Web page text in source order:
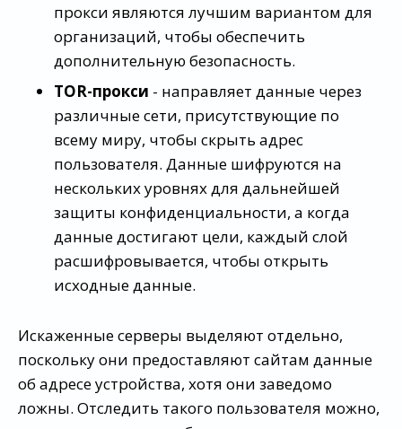
прокси являются лучшим вариантом для
организаций, чтобы обеспечить
дополнительную безопасность.
TOR-прокси - направляет данные через
различные сети, присутствующие по
всему миру, чтобы скрыть адрес
пользователя. Данные шифруются на
нескольких уровнях для дальнейшей
защиты конфиденциальности, а когда
данные достигают цели, каждый слой
расшифровывается, чтобы открыть
исходные данные.
Искаженные серверы выделяют отдельно,
поскольку они предоставляют сайтам данные
об адресе устройства, хотя они заведомо
ложны. Отследить такого пользователя можно,